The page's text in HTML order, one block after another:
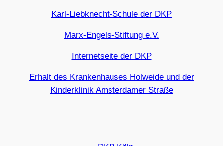
Karl-Liebknecht-Schule der DKP
Marx-Engels-Stiftung e.V.
Internetseite der DKP
Erhalt des Krankenhauses Holweide und der
Kinderklinik Amsterdamer Straße